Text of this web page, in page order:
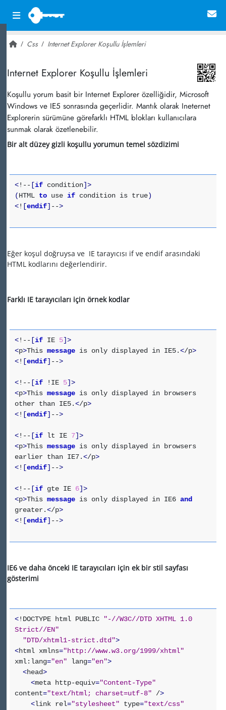
Css Internet Explorer Koşullu İşlemleri
Internet Explorer Koşullu İşlemleri
Koşullu yorum basit bir Internet Explorer özelliğidir, Microsoft
Windows ve IE5 sonrasında geçerlidir. Mantık olarak Ineternet
Explorerin sürümüne görefarklı HTML blokları kullanıcılara
sunmak olarak özetlenebilir.
Bir alt düzey gizli koşullu yorumun temel sözdizimi
<!-- [if condition]>
(HTML to use if condition is true)
<! [endif] -->
Eğer koşul doğruysa ve IE tarayıcısı if ve endif arasındaki
HTML kodlarını değerlendirir.
Farklı IE tarayıcıları için örnek kodlar
<!-- [if IE 5]>
<p>This message is only displayed in IE5.</p>
<! [endif] -->
<!-- [if !IE 5]>
<p>This message is only displayed in browsers
other than IE5.</p>
<! [endif] -->
<!-- [if lt IE 7]>
<p>This message is only displayed in browsers
earlier than IE7.</p>
<! [endif] -->
<!-- [if gte IE 6]>
<p>This message is only displayed in IE6 and
greater.</p>
<! [endif] -->
IE6 ve daha önceki IE tarayıcıları için ek bir stil sayfası
gösterimi
<!DOCTYPE html PUBLIC
"-//W3C//DTD XHTML 1.0
Strict//EN"
"DTD/xhtml1-strict.dtd">
<html xmlns="http://www.w3.org/1999/xhtml"
xml:lang="en" lang="en">
<head>
<meta http-equiv="Content-Type"
content="text/html; charset=utf-8" />
<link rel="stylesheet" type="text/css"